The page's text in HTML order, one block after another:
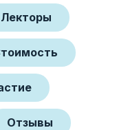
Лекторы
Отзывы